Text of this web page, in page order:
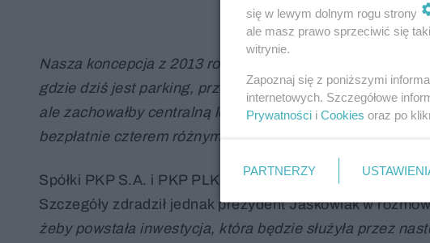
Nasza koncepcja z 2013 roku proponowała powrót do
gdzie dziś jest parking, przewidzieliśmy plac z zielenią i
ale zachowałby centralną lokalizację holu, połączonego
bezpłatnie czterem różnym dyrekcjom kolei, ale nie były
Spółki PKP S.A. i PKP PLK nie komentują na razie
Szczegóły zdradził jednak prezydent Jaśkowiak w
żeby powstała inwestycja, która będzie służyła przez
się w lewym dolnym rogu strony
ale masz prawo sprzeciwić się
witrynie.
Zapoznaj się z poniższymi
internetowych. Szczegółowe
Prywatności i Cookies oraz po
PARTNERZY